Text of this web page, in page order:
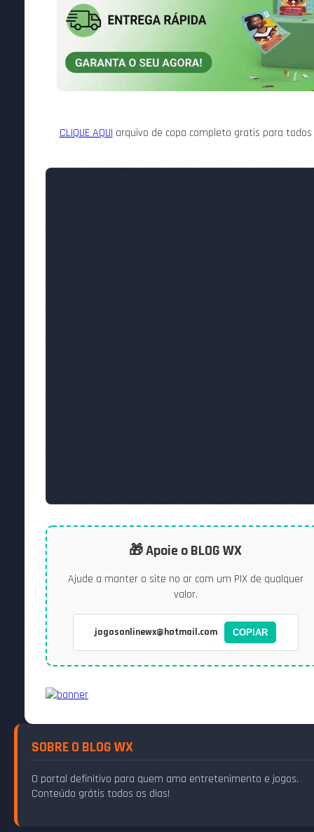
CLIQUE AQUI arquivo de copa completo gratis para todos
🎁 Apoie o BLOG WX
Ajude a manter o site no ar com um PIX de qualquer
valor.
jogosonlinewx@hotmail.com COPIAR
SOBRE O BLOG WX
O portal definitivo para quem ama entretenimento e jogos.
Conteúdo grátis todos os dias!